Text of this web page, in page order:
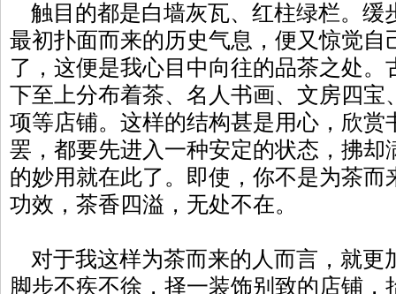
触目的都是白墙灰瓦、红柱绿栏。缓
最初扑面而来的历史气息，便又惊觉自
了，这便是我心目中向往的品茶之处
下至上分布着茶、名人书画、文房四宝
项等店铺。这样的结构甚是用心，欣赏
罢，都要先进入一种安定的状态，拂却
的妙用就在此了。即使，你不是为茶而
功效，茶香四溢，无处不在。
对于我这样为茶而来的人而言，就更
脚步不疾不徐，择一装饰别致的店铺